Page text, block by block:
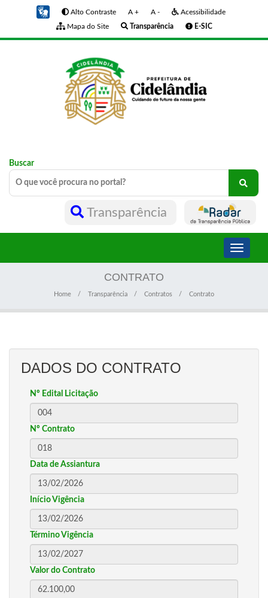
Alto Contraste A + A -
Acessibilidade
Mapa do Site
Transparência E-SIC
Buscar
Transparência
Toggle
CONTRATO
Home Transparência Contratos Contrato
DADOS DO CONTRATO
Nº Edital Licitação
Nº Contrato
Data de Assiantura
Início Vigência
Término Vigência
Valor do Contrato